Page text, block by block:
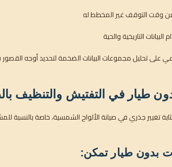
وقت التوقف غير المخطط له
البيانات التاريخية والحية
على تحليل مجموعات البيانات الضخمة لتحديد أوجه
طيار في التفتيش والتنظيف
تغيير جذري في صيانة الألواح الشمسية، خاصة بالنسبة
بدون طيار تمكن: